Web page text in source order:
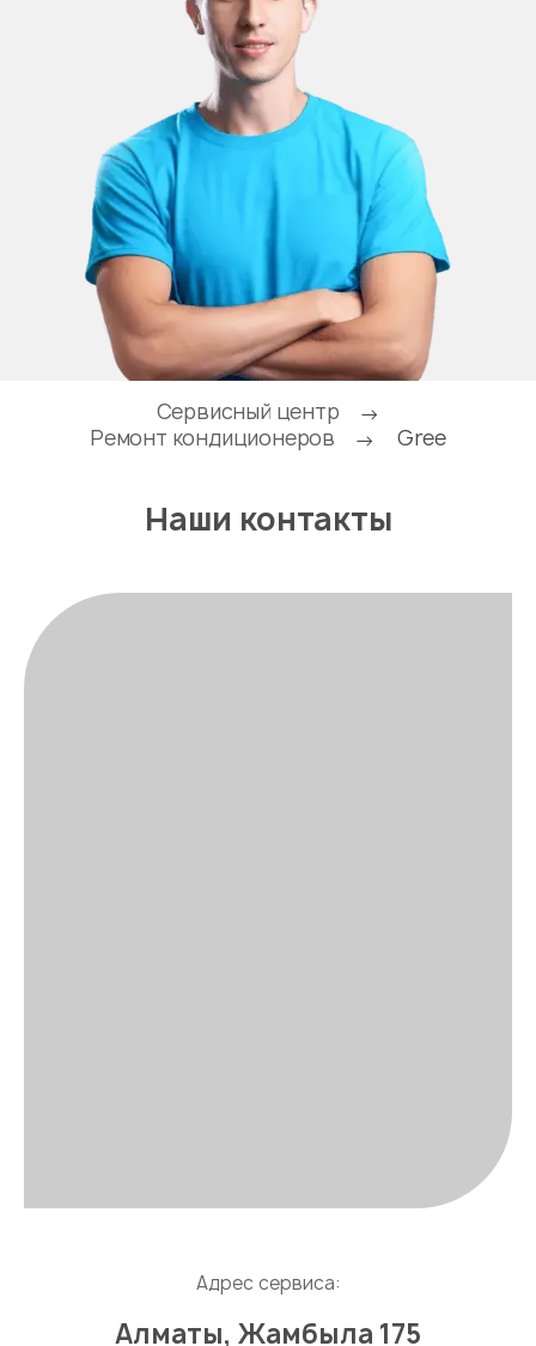
Сервисный центр
→
Ремонт кондиционеров
→ Gree
Наши контакты
Адрес сервиса:
Алматы, Жамбыла 175